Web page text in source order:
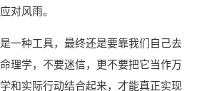
对风雨。
一种工具，最终还是要靠我们自己去
理学，不要迷信，更不要把它当作万
和实际行动结合起来，才能真正实现